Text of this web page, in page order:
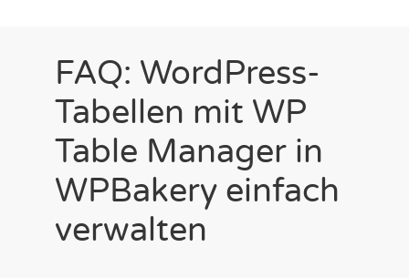
FAQ: WordPress-
Tabellen mit WP
Table Manager in
WPBakery einfach
verwalten